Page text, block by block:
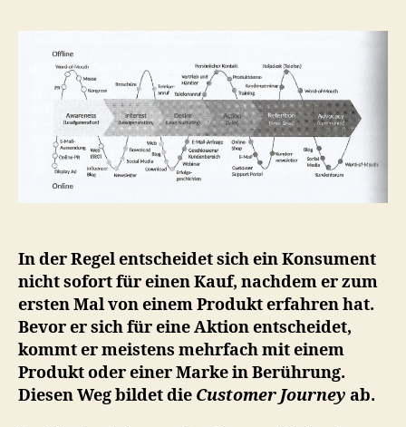
In der Regel entscheidet sich ein Konsument
nicht sofort für einen Kauf, nachdem er zum
ersten Mal von einem Produkt erfahren hat.
Bevor er sich für eine Aktion entscheidet,
kommt er meistens mehrfach mit einem
Produkt oder einer Marke in Berührung.
Diesen Weg bildet die Customer Journey ab.